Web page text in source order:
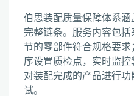
伯思装配质量保障体系
完整链条。服务内容包
节的零部件符合规格要
序设置质检点，实时监控
对装配完成的产品进行
试。